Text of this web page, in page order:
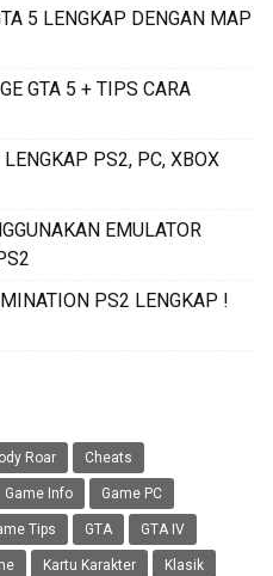
5 LENGKAP DENGAN MAP
GTA 5 + TIPS CARA
LENGKAP PS2, PC, XBOX
EMULATOR
PS2 LENGKAP !
Roar Cheats
Game Info Game PC
Tips GTA GTA IV
Kartu Karakter Klasik